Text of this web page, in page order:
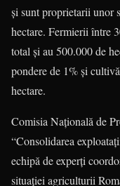
şi sunt proprietarii unor
hectare. Fermierii între
total şi au 500.000 de
pondere de 1% şi
hectare.
Comisia Naţională de
“Consolidarea
echipă de experţi
situaţiei agriculturii